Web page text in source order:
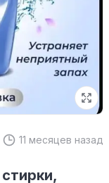
11 месяцев назад